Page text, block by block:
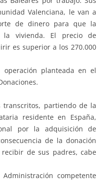
Valenciana, le van a
de dinero para que la
la vivienda. El precio de
es superior a los 270.000
operación planteada en el
transcritos, partiendo de la
residente en España,
por la adquisición de
de la donación
de sus padres, cabe
competente